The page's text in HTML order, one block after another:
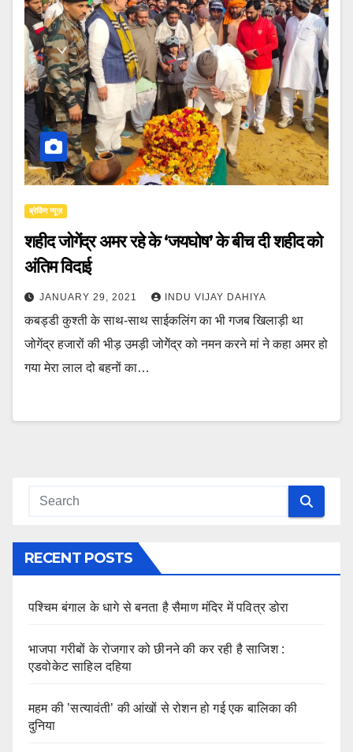
ब्रेकिंग न्यूज़
शहीद जोगेंद्र अमर रहे के ‘जयघोष’ के बीच दी शहीद को
अंतिम विदाई
JANUARY 29, 2021 INDU VIJAY DAHIYA
कबड्डी कुश्ती के साथ-साथ साईकलिंग का भी गजब खिलाड़ी था
जोगेंद्र हजारों की भीड़ उमड़ी जोगेेंद्र को नमन करने मां ने कहा अमर हो
गया मेरा लाल दो बहनों का…
RECENT POSTS
पश्चिम बंगाल के धागे से बनता है सैमाण मंदिर में पवित्र डोरा
भाजपा गरीबों के रोजगार को छीनने की कर रही है साजिश :
एडवोकेट साहिल दहिया
महम की ’सत्यावंती’ की आंखों से रोशन हो गई एक बालिका की
दुनिया